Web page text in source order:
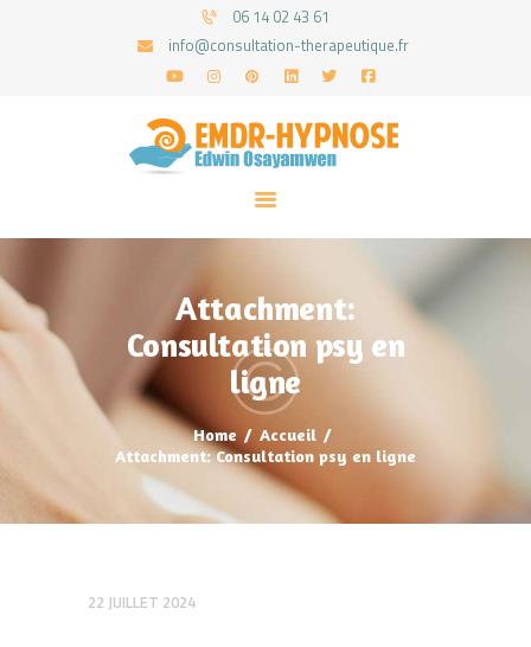
06 14 02 43 61
info@consultation-therapeutique.fr
Attachment:
Consultation psy en
ligne
Home
Accueil
Attachment: Consultation psy en ligne
ACCUEIL
MON APPROCHE
ARTICLES
CONSULTATIONS
PRENEZ UN RDV
22 JUILLET 2024